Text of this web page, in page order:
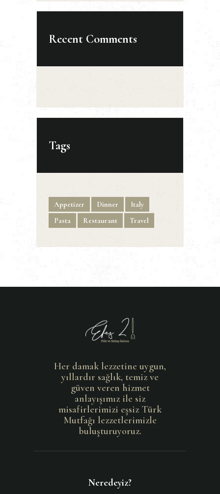
Recent Comments
Tags
Appetizer Dinner
Italy
Pasta
Restaurant Travel
Her damak lezzetine uygun,
yıllardır sağlık, temiz ve
güven veren hizmet
anlayışımız ile siz
misafirlerimizi eşsiz Türk
Mutfağı lezzetlerimizle
buluşturuyoruz.
Neredeyiz?